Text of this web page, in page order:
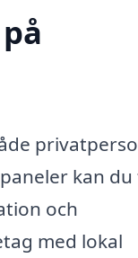
kan du
och
med lokal